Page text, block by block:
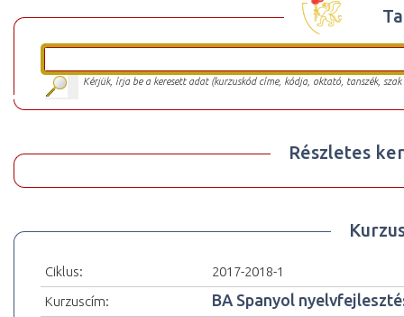
Kérjük, írja be a keresett adat (kurzuskód címe, kódja, oktató, tanszék,
Részletes
Ciklus:
2017-2018-1
Kurzuscím:
BA Spanyol